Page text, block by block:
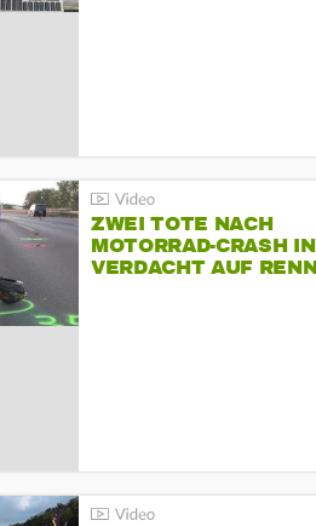
ZWEI TOTE NACH
MOTORRAD-CRASH
VERDACHT AUF